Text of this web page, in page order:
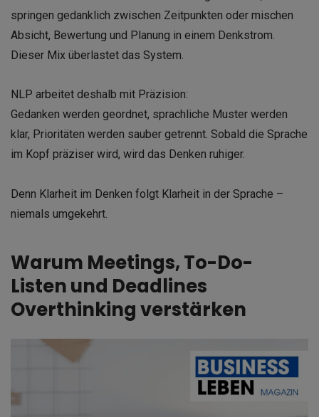
springen gedanklich zwischen Zeitpunkten oder mischen
Absicht, Bewertung und Planung in einem Denkstrom.
Dieser Mix überlastet das System.
NLP arbeitet deshalb mit Präzision:
Gedanken werden geordnet, sprachliche Muster werden
klar, Prioritäten werden sauber getrennt. Sobald die Sprache
im Kopf präziser wird, wird das Denken ruhiger.
Denn Klarheit im Denken folgt Klarheit in der Sprache –
niemals umgekehrt.
Warum Meetings, To-Do-
Listen und Deadlines
Overthinking verstärken